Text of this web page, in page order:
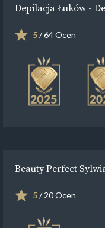
Depilacja Łuków -
5/ 64 Ocen
Beauty Perfect
5/ 20 Ocen